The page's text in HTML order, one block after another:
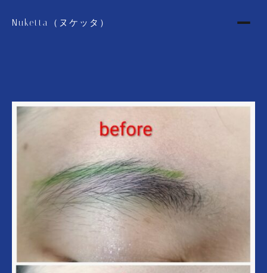
Nuketta（ヌケッタ）